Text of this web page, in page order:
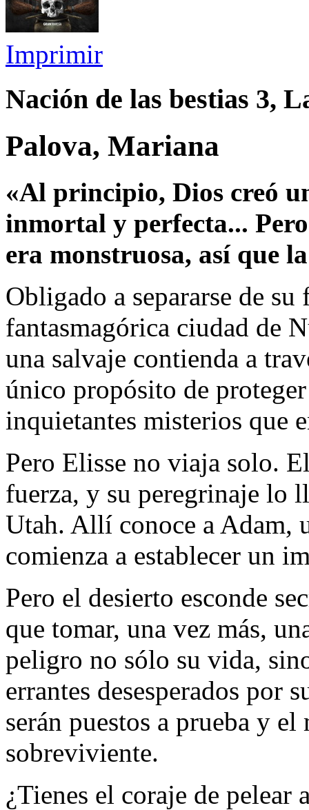
Imprimir
Nación de las bestias 3,
Palova, Mariana
«Al principio, Dios creó
inmortal y perfecta...
era monstruosa, así que
Obligado a separarse de
fantasmagórica ciudad de
una salvaje contienda a
único propósito de
inquietantes misterios que
Pero Elisse no viaja solo.
fuerza, y su peregrinaje lo
Utah. Allí conoce a Adam,
comienza a establecer un
Pero el desierto esconde
que tomar, una vez más,
peligro no sólo su vida,
errantes desesperados por
serán puestos a prueba y
sobreviviente.
¿Tienes el coraje de pelear